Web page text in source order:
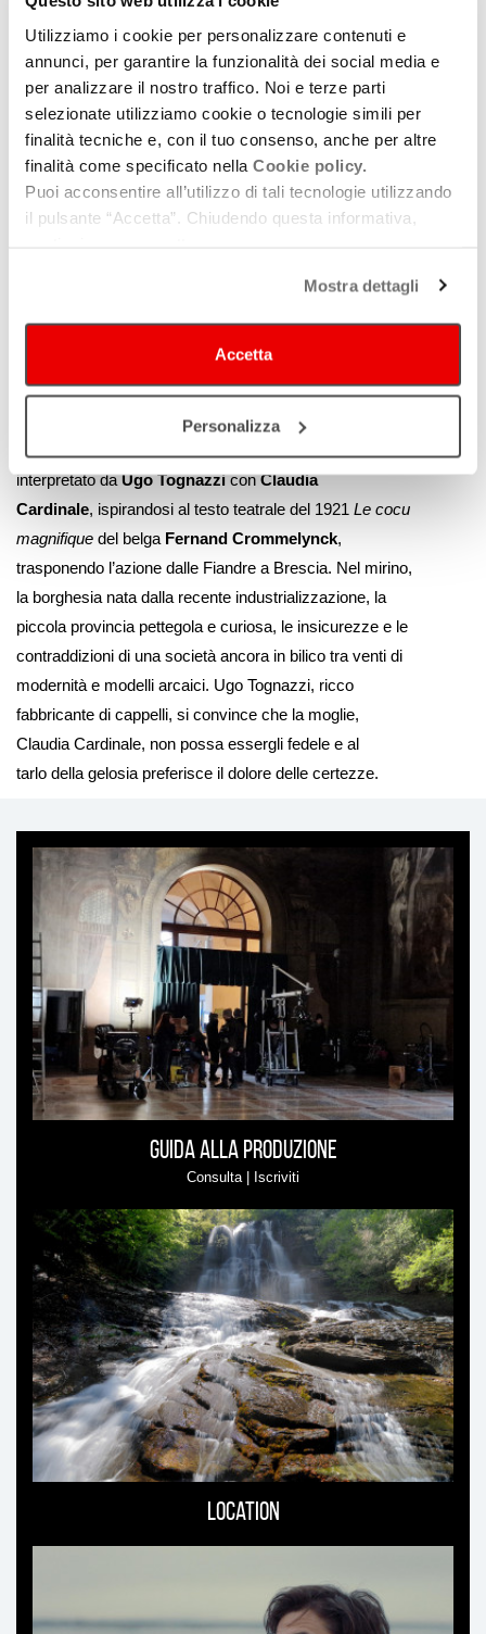
Utilizziamo i cookie per personalizzare contenuti e
annunci, per garantire la funzionalità dei social media e
per analizzare il nostro traffico. Noi e terze parti
selezionate utilizziamo cookie o tecnologie simili per
finalità tecniche e, con il tuo consenso, anche per altre
finalità come specificato nella Cookie policy.
Puoi acconsentire all’utilizzo di tali tecnologie utilizzando
il pulsante “Accetta”. Chiudendo questa informativa,
Mostra dettagli
Accetta
Personalizza
Nella sezione Spotlight (ex-Orizzonti Extra) concorrerà
per il Premio dello “Spettatore Armani Beauty”
Ammazzare stancadiDaniele Vicari, storia vera
ispirata all’autobiografia di Antonio Zagari, ragazzo che si
ribella al suo destino criminale. Realizzato tra l’Emilia-
Romagna e la Calabria il film ha nel cast Gabriel
Montesi, Vinicio Marchioni, Selene Caramazza, Andrea
Manetti Bros. per Mompracem, con Rai Cinema e Beta
Film.
Nella sezione Venezia Classici troviamo infine la
Cineteca di Bologna, che in collaborazione con
Compass Film, porterà il restauro diIl magnifico
cornuto
interpretato daUgo TognazziconClaudia
Cardinale, ispirandosi al testo teatrale del 1921 Le cocu
magnifique del belga Fernand Crommelynck,
trasponendo l’azione dalle Fiandre a Brescia. Nel mirino,
la borghesia nata dalla recente industrializzazione, la
piccola provincia pettegola e curiosa, le insicurezze e le
contraddizioni di una società ancora in bilico tra venti di
modernità e modelli arcaici. Ugo Tognazzi, ricco
fabbricante di cappelli, si convince che la moglie,
Claudia Cardinale, non possa essergli fedele e al
tarlo della gelosia preferisce il dolore delle certezze.
Ti
può
interessare
Guida alla produzione
Consulta | Iscriviti
Location